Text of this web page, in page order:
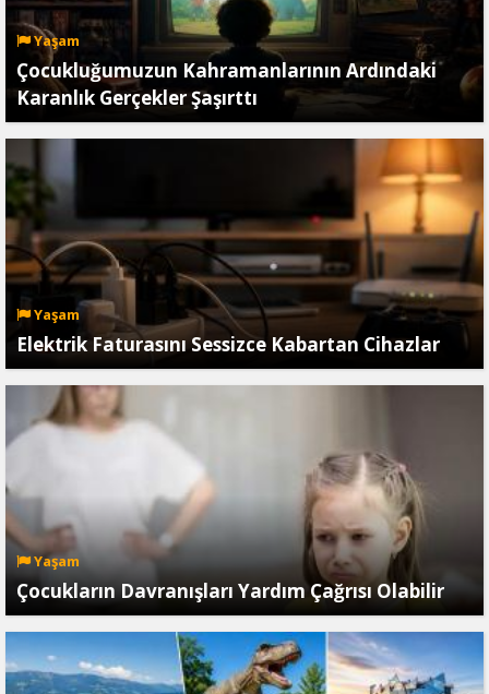
Yaşam
Çocukluğumuzun Kahramanlarının Ardındaki
Karanlık Gerçekler Şaşırttı
Yaşam
Elektrik Faturasını Sessizce Kabartan Cihazlar
Yaşam
Çocukların Davranışları Yardım Çağrısı Olabilir